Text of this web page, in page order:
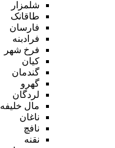
شلمزار
طاقانک
فارسان
فرادبنه
فرخ شهر
کیان
گندمان
گهرو
لردگان
مال خلیفه
ناغان
نافچ
نقنه